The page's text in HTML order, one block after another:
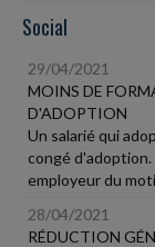
Social
29/04/2021
MOINS DE
D'ADOPTION
Un salarié qui
congé
employeur du
28/04/2021
RÉDUCTION